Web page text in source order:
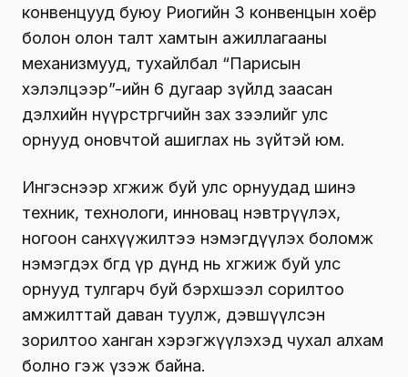
конвенцууд буюу Риогийн 3 конвенцын хоёр
болон олон талт хамтын ажиллагааны
механизмууд, тухайлбал “Парисын
хэлэлцээр”-ийн 6 дугаар зүйлд заасан
дэлхийн нүүрстөрөгчийн зах зээлийг улс
орнууд оновчтой ашиглах нь зүйтэй юм.
Ингэснээр хөгжиж буй улс орнуудад шинэ
техник, технологи, инновац нэвтрүүлэх,
ногоон санхүүжилтээ нэмэгдүүлэх боломж
нэмэгдэх бөгөөд үр дүнд нь хөгжиж буй улс
орнууд тулгарч буй бэрхшээл сорилтоо
амжилттай даван туулж, дэвшүүлсэн
зорилтоо ханган хэрэгжүүлэхэд чухал алхам
болно гэж үзэж байна.